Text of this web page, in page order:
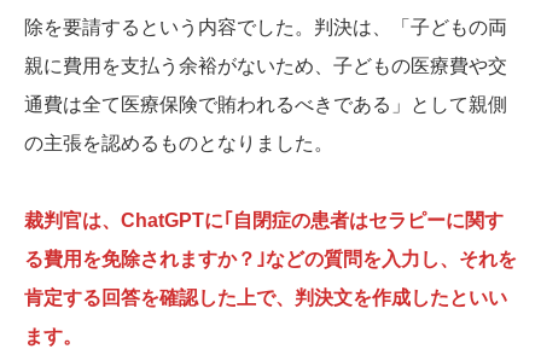
除を要請するという内容でした。判決は、「子どもの両
親に費用を支払う余裕がないため、子どもの医療費や交
通費は全て医療保険で賄われるべきである」として親側
の主張を認めるものとなりました。
裁判官は、ChatGPTに｢自閉症の患者はセラピーに関す
る費用を免除されますか？｣などの質問を入力し、それを
肯定する回答を確認した上で、判決文を作成したといい
ます。